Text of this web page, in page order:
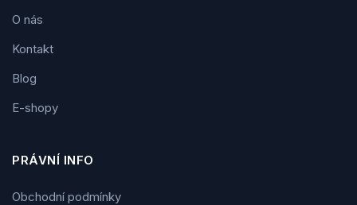
O nás
Kontakt
Blog
E-shopy
PRÁVNÍ INFO
Obchodní podmínky